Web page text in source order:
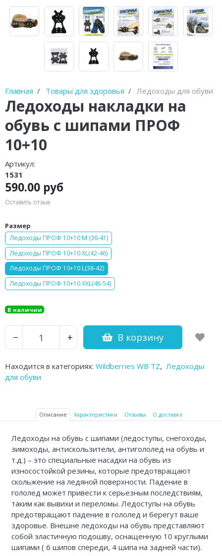
Главная Товары для здоровья Ледоходы для обуви
Ледоходы накладки на
обувь с шипами ПРОФ
10+10
Артикул:
1531
590.00 руб
Оставить отзыв
Размер
Ледоходы ПРОФ 10+10 М (36-41)
Ледоходы ПРОФ 10+10 XL(42-46)
Ледоходы ПРОФ 10+10 L(38-42)
Ледоходы ПРОФ 10+10 XXL(48-54)
В наличии
− + В корзину
Находится в категориях: Wildberries WB TZ, Ледоходы
для обуви
Описание Характеристики Отзывы О доставке
Ледоходы на обувь с шипами (ледоступы, снегоходы,
зимоходы, антискользители, антигололед на обувь и
т.д.) – это специальные насадки на обувь из
износостойкой резины, которые предотвращают
скольжение на ледяной поверхности. Падение в
гололед может привести к серьезным последствиям,
таким как вывихи и переломы. Ледоступы на обувь
предотвращают падение в гололед и берегут ваше
здоровье. Внешне ледоходы на обувь представляют
собой эластичную подошву, оснащенную 10 круглыми
шипами ( 6 шипов спереди, 4 шипа на задней части).
Диски балансировочные
Очистители полости рта
Устройства от храпа
Молокоотсосы
Спринцовки
Гимнастические мячи (фитболы)
Фототерапевтические аппараты
Устройства для стерилизации и
обработки
Аптечки и таблетницы
Контейнеры для биоматериалов
Вспомогательные устройства для
дома
Резиновые грелки
Кислородные устройства
Медицинские иглы и катетеры
Медицинские перчатки
Акупунктурные иглы
Санитарные приспособления
Каталог 1